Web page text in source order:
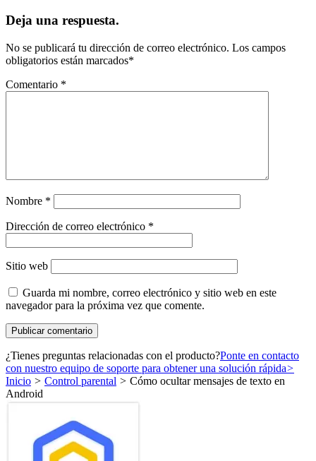
Deja una respuesta.
No se publicará tu dirección de correo electrónico. Los campos
obligatorios están marcados*
Comentario *
Nombre *
Dirección de correo electrónico *
Sitio web
Guarda mi nombre, correo electrónico y sitio web en este
navegador para la próxima vez que comente.
¿Tienes preguntas relacionadas con el producto?Ponte en contacto
con nuestro equipo de soporte para obtener una solución rápida>
Inicio > Control parental > Cómo ocultar mensajes de texto en
Android